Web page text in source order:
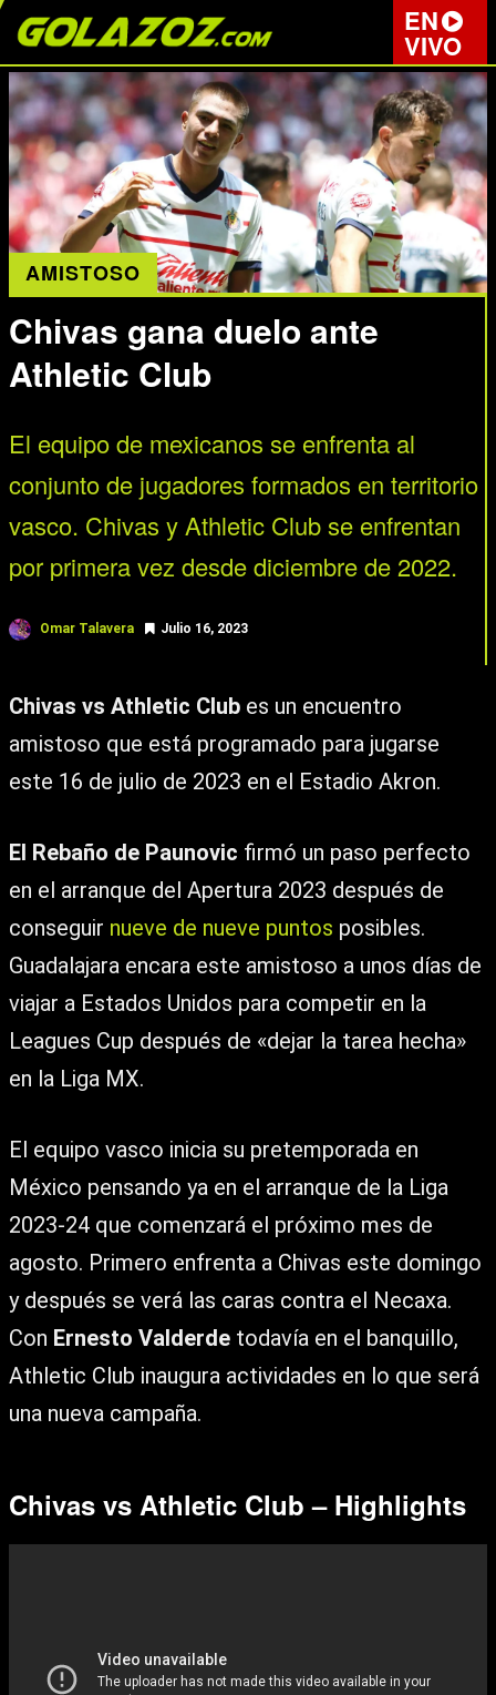
EN
VIVO
AMISTOSO
Chivas gana duelo ante
Athletic Club
El equipo de mexicanos se enfrenta al
conjunto de jugadores formados en territorio
vasco. Chivas y Athletic Club se enfrentan
por primera vez desde diciembre de 2022.
Omar Talavera Julio 16, 2023
Chivas vs Athletic Club es un encuentro
amistoso que está programado para jugarse
este 16 de julio de 2023 en el Estadio Akron.
El Rebaño de Paunovic firmó un paso perfecto
en el arranque del Apertura 2023 después de
conseguir nueve de nueve puntos posibles.
Guadalajara encara este amistoso a unos días de
viajar a Estados Unidos para competir en la
Leagues Cup después de «dejar la tarea hecha»
en la Liga MX.
El equipo vasco inicia su pretemporada en
México pensando ya en el arranque de la Liga
2023-24 que comenzará el próximo mes de
agosto. Primero enfrenta a Chivas este domingo
y después se verá las caras contra el Necaxa.
Con Ernesto Valderde todavía en el banquillo,
Athletic Club inaugura actividades en lo que será
una nueva campaña.
Chivas vs Athletic Club – Highlights